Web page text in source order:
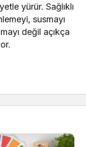
yürür. Sağlıklı
susmayı
değil açıkça